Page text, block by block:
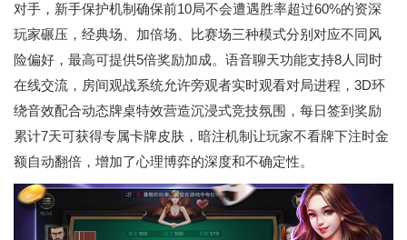
对手，新手保护机制确保前10局不会遭遇胜率超过60%的资深
玩家碾压，经典场、加倍场、比赛场三种模式分别对应不同风
险偏好，最高可提供5倍奖励加成。语音聊天功能支持8人同时
在线交流，房间观战系统允许旁观者实时观看对局进程，3D环
绕音效配合动态牌桌特效营造沉浸式竞技氛围，每日签到奖励
累计7天可获得专属卡牌皮肤，暗注机制让玩家不看牌下注时金
额自动翻倍，增加了心理博弈的深度和不确定性。